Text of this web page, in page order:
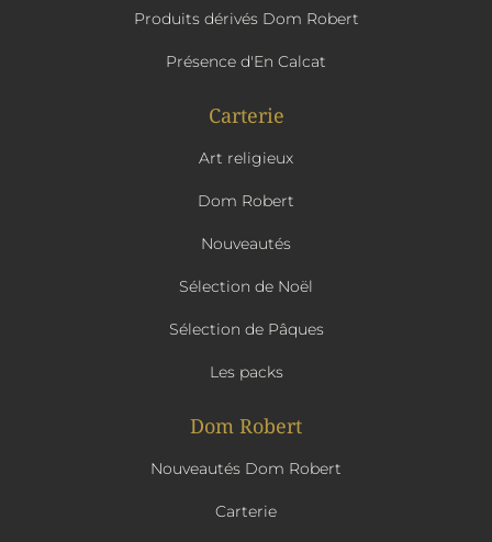
Produits dérivés Dom Robert
Présence d'En Calcat
Carterie
Art religieux
Dom Robert
Nouveautés
Sélection de Noël
Sélection de Pâques
Les packs
Dom Robert
Nouveautés Dom Robert
Carterie